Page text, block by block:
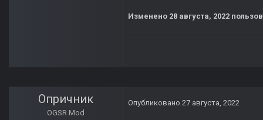
Изменено 28 августа, 2022
Опричник
OGSR Mod
Опубликовано 27 августа, 2022